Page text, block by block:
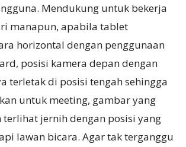
Mendukung untuk bekerja
manapun, apabila tablet
horizontal dengan penggunaan
posisi kamera depan dengan
terletak di posisi tengah sehingga
untuk meeting, gambar yang
jernih dengan posisi yang
lawan bicara. Agar tak terganggu